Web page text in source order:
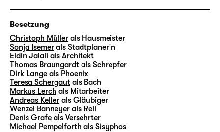
Besetzung
Christoph Müller als Hausmeister
Sonja Isemer als Stadtplanerin
Eidin Jalali als Architekt
Thomas Braungardt als Schrepfer
Dirk Lange als Phoenix
Teresa Schergaut als Bach
Markus Lerch als Mitarbeiter
Andreas Keller als Gläubiger
Wenzel Banneyer als Reil
Denis Grafe als Versehrter
Michael Pempelforth als Sisyphos